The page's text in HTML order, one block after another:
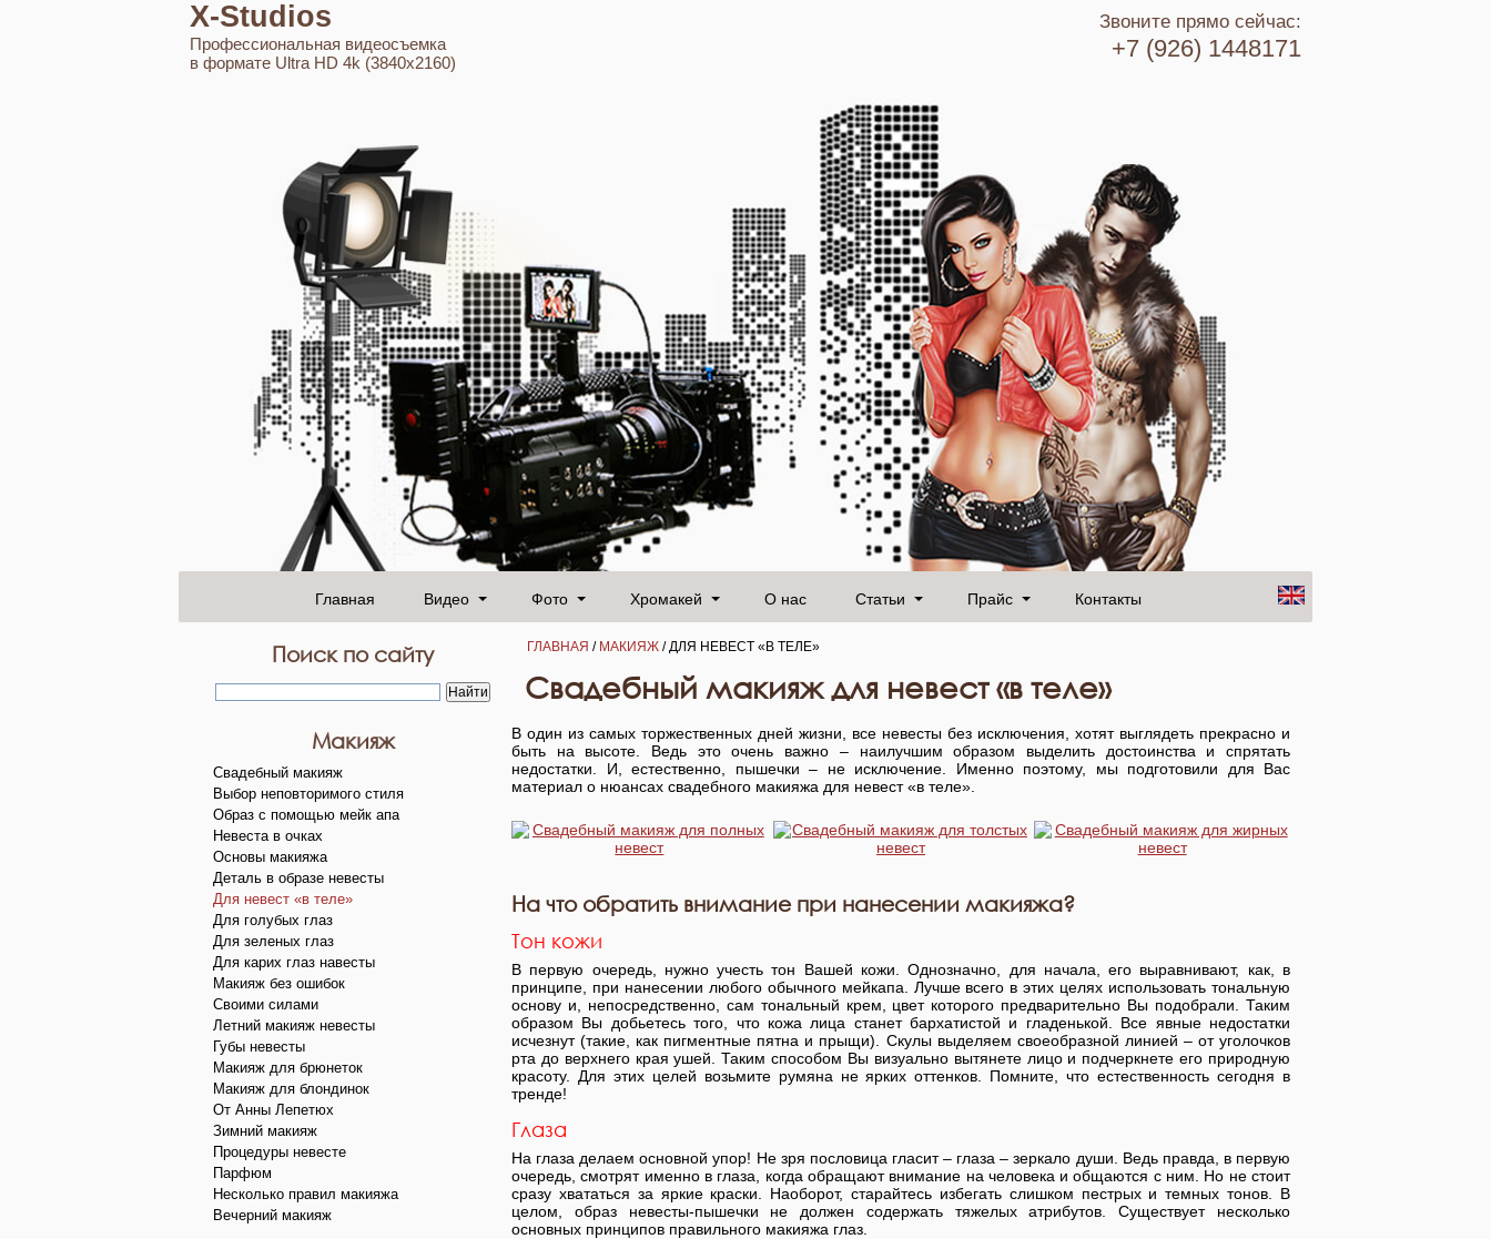
Звоните прямо сейчас:
X-Studios
+7 (926) 1448171
Профессиональная видеосъемка
в формате Ultra HD 4k (3840x2160)
Главная Видео Фото Хромакей О нас Статьи Прайс Контакты
ГЛАВНАЯ / МАКИЯЖ / ДЛЯ НЕВЕСТ «В ТЕЛЕ»
Свадебный макияж для невест «в теле»
В один из самых торжественных дней жизни, все невесты без исключения, хотят выглядеть прекрасно и
быть на высоте. Ведь это очень важно – наилучшим образом выделить достоинства и спрятать
недостатки. И, естественно, пышечки – не исключение. Именно поэтому, мы подготовили для Вас
материал о нюансах свадебного макияжа для невест «в теле».
На что обратить внимание при нанесении макияжа?
Тон кожи
В первую очередь, нужно учесть тон Вашей кожи. Однозначно, для начала, его выравнивают, как, в
принципе, при нанесении любого обычного мейкапа. Лучше всего в этих целях использовать тональную
основу и, непосредственно, сам тональный крем, цвет которого предварительно Вы подобрали. Таким
образом Вы добьетесь того, что кожа лица станет бархатистой и гладенькой. Все явные недостатки
исчезнут (такие, как пигментные пятна и прыщи). Скулы выделяем своеобразной линией – от уголочков
рта до верхнего края ушей. Таким способом Вы визуально вытянете лицо и подчеркнете его природную
красоту. Для этих целей возьмите румяна не ярких оттенков. Помните, что естественность сегодня в
тренде!
Глаза
На глаза делаем основной упор! Не зря пословица гласит – глаза – зеркало души. Ведь правда, в первую
очередь, смотрят именно в глаза, когда обращают внимание на человека и общаются с ним. Но не стоит
сразу хвататься за яркие краски. Наоборот, старайтесь избегать слишком пестрых и темных тонов. В
целом, образ невесты-пышечки не должен содержать тяжелых атрибутов. Существует несколько
основных принципов правильного макияжа глаз.
Поиск по сайту
Макияж
Свадебный макияж
Выбор неповторимого стиля
Образ с помощью мейк апа
Невеста в очках
Основы макияжа
Деталь в образе невесты
Для невест «в теле»
Для голубых глаз
Для зеленых глаз
Для карих глаз навесты
Макияж без ошибок
Своими силами
Летний макияж невесты
Губы невесты
Макияж для брюнеток
Макияж для блондинок
От Анны Лепетюх
Зимний макияж
Процедуры невесте
Парфюм
Несколько правил макияжа
Вечерний макияж